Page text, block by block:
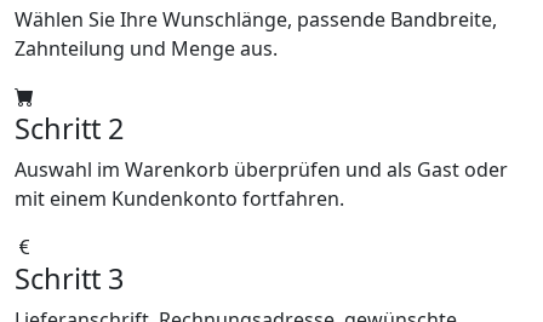
Wählen Sie Ihre Wunschlänge, passende Bandbreite,
Zahnteilung und Menge aus.
Schritt 2
Auswahl im Warenkorb überprüfen und als Gast oder
mit einem Kundenkonto fortfahren.
Schritt 3